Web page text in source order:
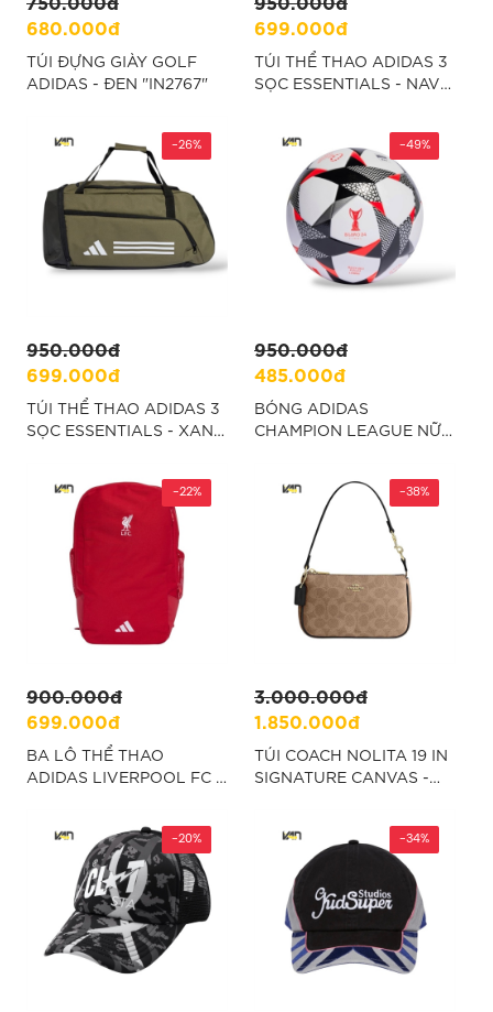
680.000đ
TÚI ĐỰNG GIÀY GOLF
ADIDAS - ĐEN "IN2767"
699.000đ
TÚI THỂ THAO ADIDAS 3
SỌC ESSENTIALS - NAVY
950.000đ
699.000đ
-26%
TÚI THỂ THAO ADIDAS 3
SỌC ESSENTIALS - XANH
950.000đ
485.000đ
-49%
BÓNG ADIDAS
CHAMPION LEAGUE NỮ
900.000đ
699.000đ
-22%
BA LÔ THỂ THAO
ADIDAS LIVERPOOL FC -
3.000.000đ
1.850.000đ
-38%
TÚI COACH NOLITA 19 IN
SIGNATURE CANVAS -
-20% -34%